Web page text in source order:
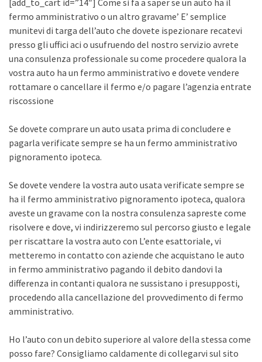
[add_to_cart id=”14″] Come si fa a saper se un auto ha il
fermo amministrativo o un altro gravame’ E’ semplice
munitevi di targa dell’auto che dovete ispezionare recatevi
presso gli uffici aci o usufruendo del nostro servizio avrete
una consulenza professionale su come procedere qualora la
vostra auto ha un fermo amministrativo e dovete vendere
rottamare o cancellare il fermo e/o pagare l’agenzia entrate
riscossione
Se dovete comprare un auto usata prima di concludere e
pagarla verificate sempre se ha un fermo amministrativo
pignoramento ipoteca.
Se dovete vendere la vostra auto usata verificate sempre se
ha il fermo amministrativo pignoramento ipoteca, qualora
aveste un gravame con la nostra consulenza sapreste come
risolvere e dove, vi indirizzeremo sul percorso giusto e legale
per riscattare la vostra auto con L’ente esattoriale, vi
metteremo in contatto con aziende che acquistano le auto
in fermo amministrativo pagando il debito dandovi la
differenza in contanti qualora ne sussistano i presupposti,
procedendo alla cancellazione del provvedimento di fermo
amministrativo.
Ho l’auto con un debito superiore al valore della stessa come
posso fare? Consigliamo caldamente di collegarvi sul sito